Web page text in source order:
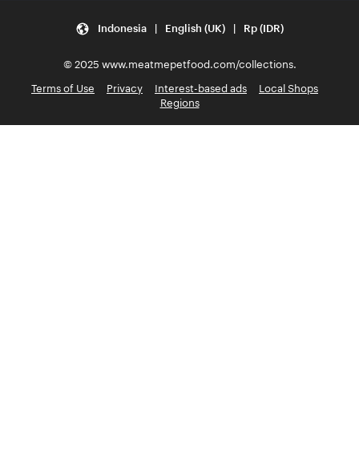
Indonesia | English (UK) | Rp (IDR)
© 2025 www.meatmepetfood.com/collections.
Terms of Use
Privacy Interest-based ads
Local Shops
Regions